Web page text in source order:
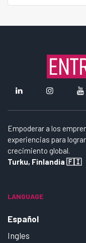
Empoderar a los
experiencias para
crecimiento global.
Turku, Finlandia 🇫🇮
LANGUAGE
Español
Ingles